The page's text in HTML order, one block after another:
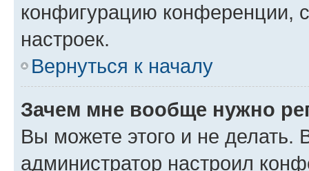
конфигурацию конференции,
настроек.
Вернуться к началу
Зачем мне вообще нужно
Вы можете этого и не делать.
администратор настроил